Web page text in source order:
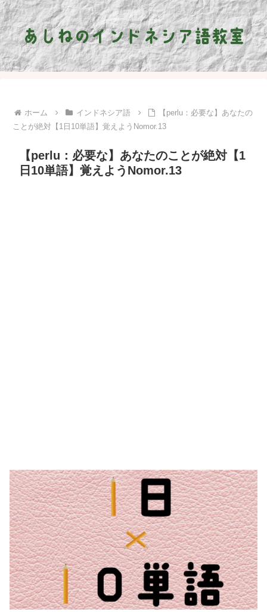
ホーム インドネシア語
【perlu：必要な】あなたの
ことが絶対【1日10単語】覚えようNomor.13
【perlu：必要な】あなたのことが絶対【1
日10単語】覚えようNomor.13